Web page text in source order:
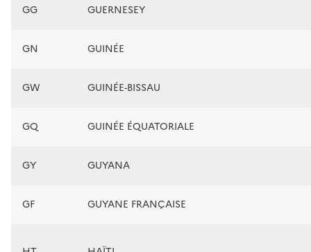
GG GUERNESEY
GN GUINÉE
GW GUINÉE-BISSAU
GQ GUINÉE ÉQUATORIALE
GY GUYANA
GF GUYANE FRANÇAISE